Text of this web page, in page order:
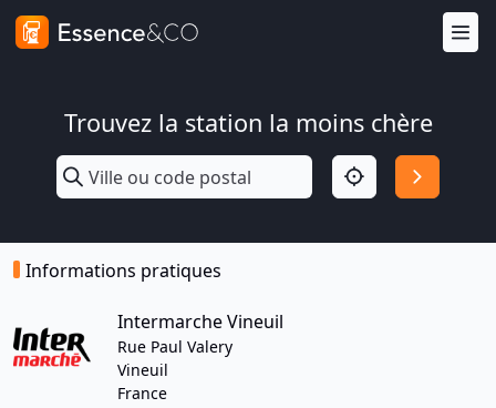
Trouvez la station la moins chère
Informations pratiques
Intermarche Vineuil
Rue Paul Valery
Vineuil
France